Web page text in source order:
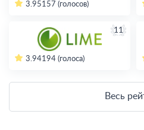
3.95157 (голосов)
11
3.94194 (голоса)
Весь